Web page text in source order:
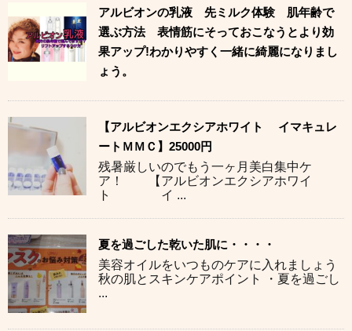
アルビオンの乳液 先ミルク体験 肌年齢で
選ぶ方法 表情筋にそっておこなうとより効
果アップ!わかりやすく一緒に綺麗になりまし
ょう。
【アルビオンエクシアホワイト イマキュレ
ートＭＭＣ】25000円
残暑厳しいのでもう一ヶ月美白集中ケ
ア！ 【アルビオンエクシアホワイ
ト イ ...
夏を過ごした乾いた肌に・・・・
美容オイルをいつものケアに入れましょう
秋の肌とスキンケアポイント ・夏を過ごし
...